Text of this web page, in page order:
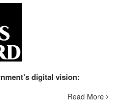
digital vision:
Read More